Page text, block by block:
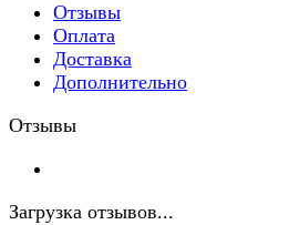
Отзывы
Оплата
Доставка
Дополнительно
Отзывы
Загрузка отзывов...